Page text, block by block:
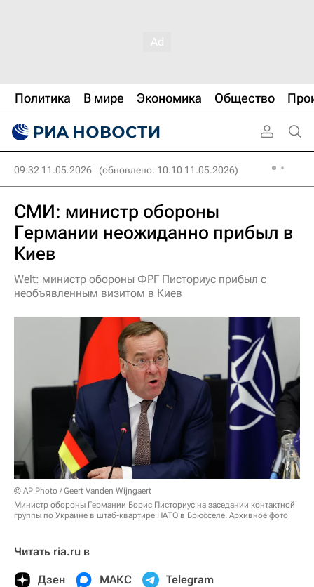
Политика В мире Экономика Общество
09:32 11.05.2026 (обновлено: 10:10 11.05.2026)
СМИ: министр обороны
Германии неожиданно прибыл в
Киев
Welt: министр обороны ФРГ Писториус прибыл с
необъявленным визитом в Киев
© AP Photo / Geert Vanden Wijngaert
Министр обороны Германии Борис Писториус на заседании контактной
группы по Украине в штаб-квартире НАТО в Брюсселе. Архивное фото
Читать ria.ru в
Дзен МАКС Telegram